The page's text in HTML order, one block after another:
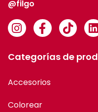
@filgo
Categorías de
Accesorios
Colorear